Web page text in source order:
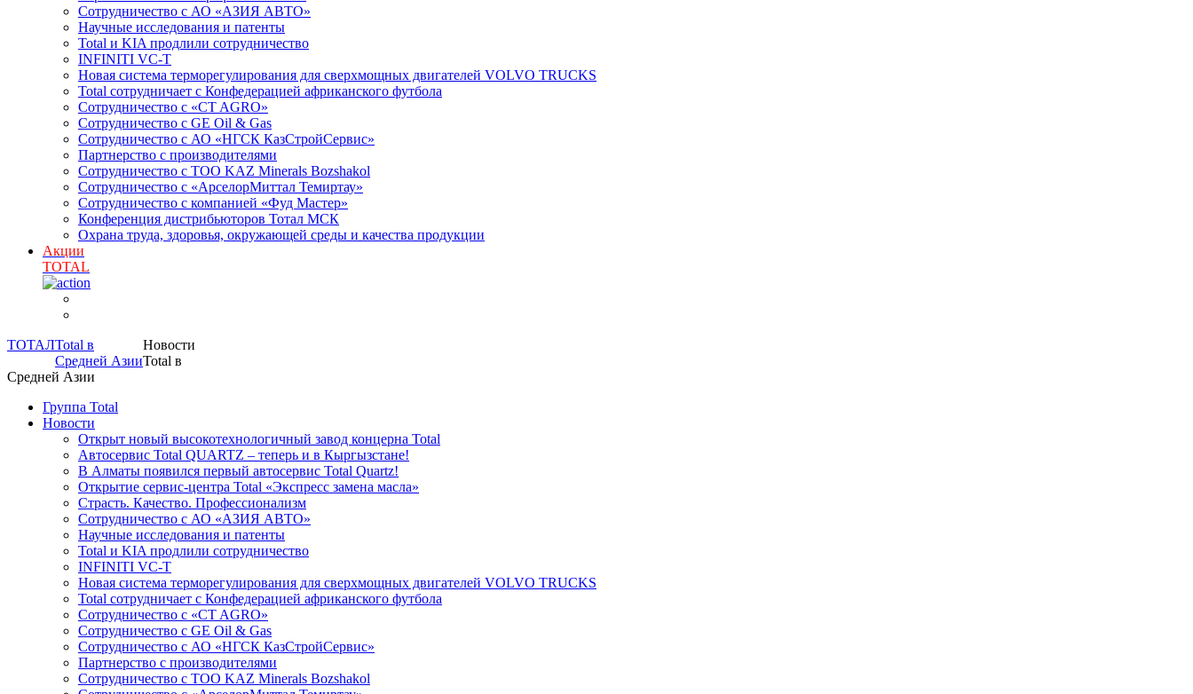
Сотрудничество с АО «АЗИЯ АВТО»
Научные исследования и патенты
Total и KIA продлили сотрудничество
INFINITI VC-T
Новая система терморегулирования для сверхмощных двигателей VOLVO TRUCKS
Total сотрудничает с Конфедерацией африканского футбола
Сотрудничество с «CT AGRO»
Сотрудничество c GE Oil & Gas
Сотрудничество с АО «НГСК КазСтройСервис»
Партнерство с производителями
Сотрудничество с ТОО KAZ Minerals Bozshakol
Сотрудничество с «АрселорМиттал Темиртау»
Сотрудничество с компанией «Фуд Мастер»
Конференция дистрибьюторов Тотал МСК
Охрана труда, здоровья, окружающей среды и качества продукции
Акции
TOTAL
ТОТАЛTotal в
Средней Азии
Новости
Total в
Средней Азии
Группа Total
Новости
Открыт новый высокотехнологичный завод концерна Total
Автосервис Total QUARTZ – теперь и в Кыргызстане!
В Алматы появился первый автосервис Total Quartz!
Открытие сервис-центра Total «Экспресс замена масла»
Cтрасть. Качество. Профессионализм
Сотрудничество с АО «АЗИЯ АВТО»
Научные исследования и патенты
Total и KIA продлили сотрудничество
INFINITI VC-T
Новая система терморегулирования для сверхмощных двигателей VOLVO TRUCKS
Total сотрудничает с Конфедерацией африканского футбола
Сотрудничество с «CT AGRO»
Сотрудничество c GE Oil & Gas
Сотрудничество с АО «НГСК КазСтройСервис»
Партнерство с производителями
Сотрудничество с ТОО KAZ Minerals Bozshakol